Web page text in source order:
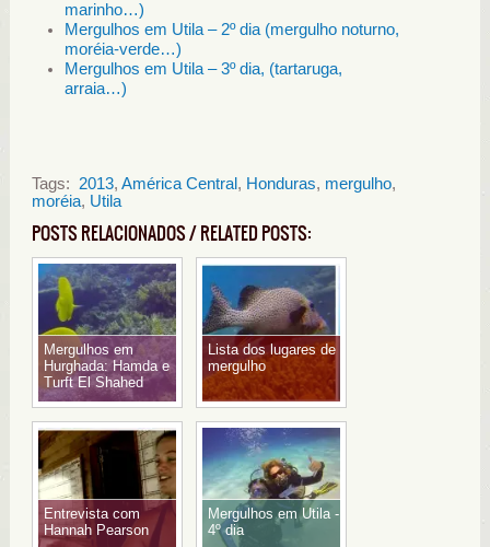
marinho…)
Mergulhos em Utila – 2º dia (mergulho noturno,
moréia-verde…)
Mergulhos em Utila – 3º dia, (tartaruga,
arraia…)
Tags: 2013, América Central , Honduras, mergulho,
moréia, Utila
POSTS RELACIONADOS / RELATED POSTS:
Mergulhos em
Hurghada: Hamda e
Turft El Shahed
Lista dos lugares de
mergulho
Entrevista com
Hannah Pearson
Mergulhos em Utila -
4º dia